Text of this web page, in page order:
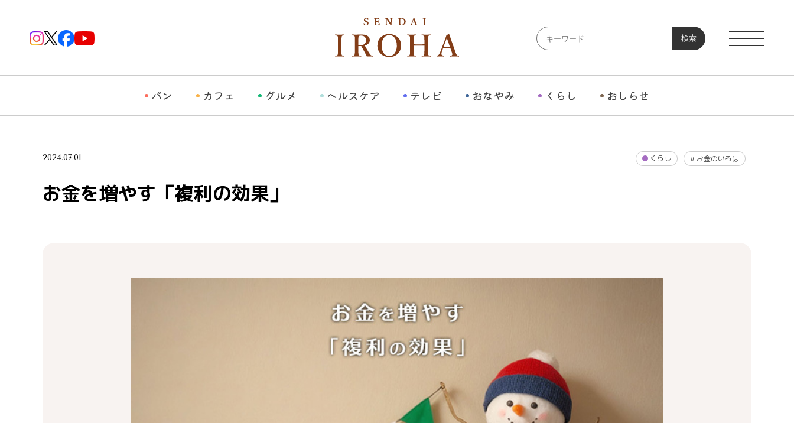
検索
パン カフェ グルメ ヘルスケア テレビ おなやみ くらし おしらせ
2024.07.01 くらし # お金のいろは
お金を増やす「複利の効果」